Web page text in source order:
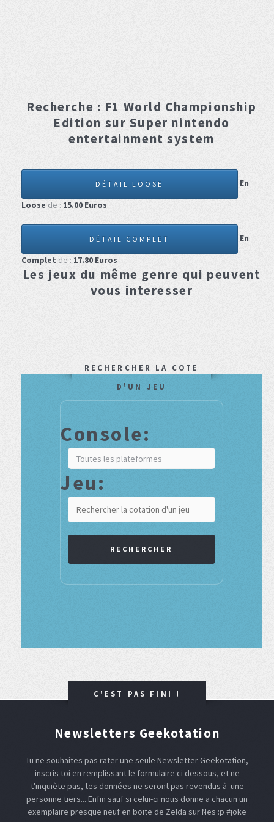
Recherche : F1 World Championship
Edition sur Super nintendo
entertainment system
DÉTAIL LOOSE
En
Loose de : 15.00 Euros
DÉTAIL COMPLET
En
Complet de : 17.80 Euros
Les jeux du même genre qui peuvent
vous interesser
RECHERCHER LA COTE
D'UN JEU
Console:
Jeu:
RECHERCHER
C'EST PAS FINI !
Newsletters Geekotation
Tu ne souhaites pas rater une seule Newsletter Geekotation,
inscris toi en remplissant le formulaire ci dessous, et ne
t'inquiète pas, tes données ne seront pas revendus à une
personne tiers... Enfin sauf si celui-ci nous donne a chacun un
exemplaire presque neuf en boite de Zelda sur Nes :p #joke